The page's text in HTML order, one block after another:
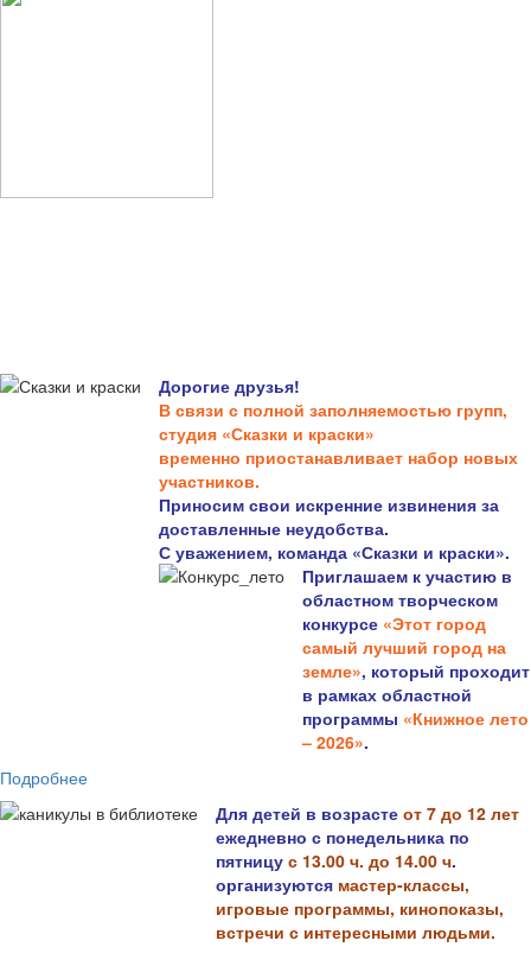
Дорогие друзья!
В связи с полной заполняемостью групп,
студия «Сказки и краски»
временно приостанавливает набор новых
участников.
Приносим свои искренние извинения за
доставленные неудобства.
С уважением, команда «Сказки и краски».
Приглашаем к участию в
областном творческом
конкурсе «Этот город
самый лучший город на
земле», который проходит
в рамках областной
программы «Книжное лето
– 2026».
Подробнее
Для детей в возрасте от 7 до 12 лет
ежедневно с понедельника по
пятницу с 13.00 ч. до 14.00 ч.
организуются мастер-классы,
игровые программы, кинопоказы,
встречи с интересными людьми.